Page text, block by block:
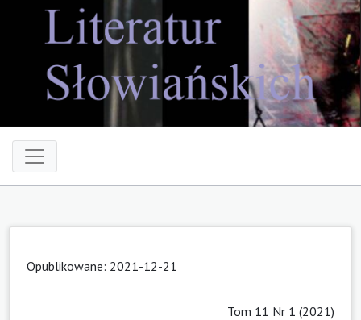
Opublikowane: 2021-12-21
Tom 11 Nr 1 (2021)